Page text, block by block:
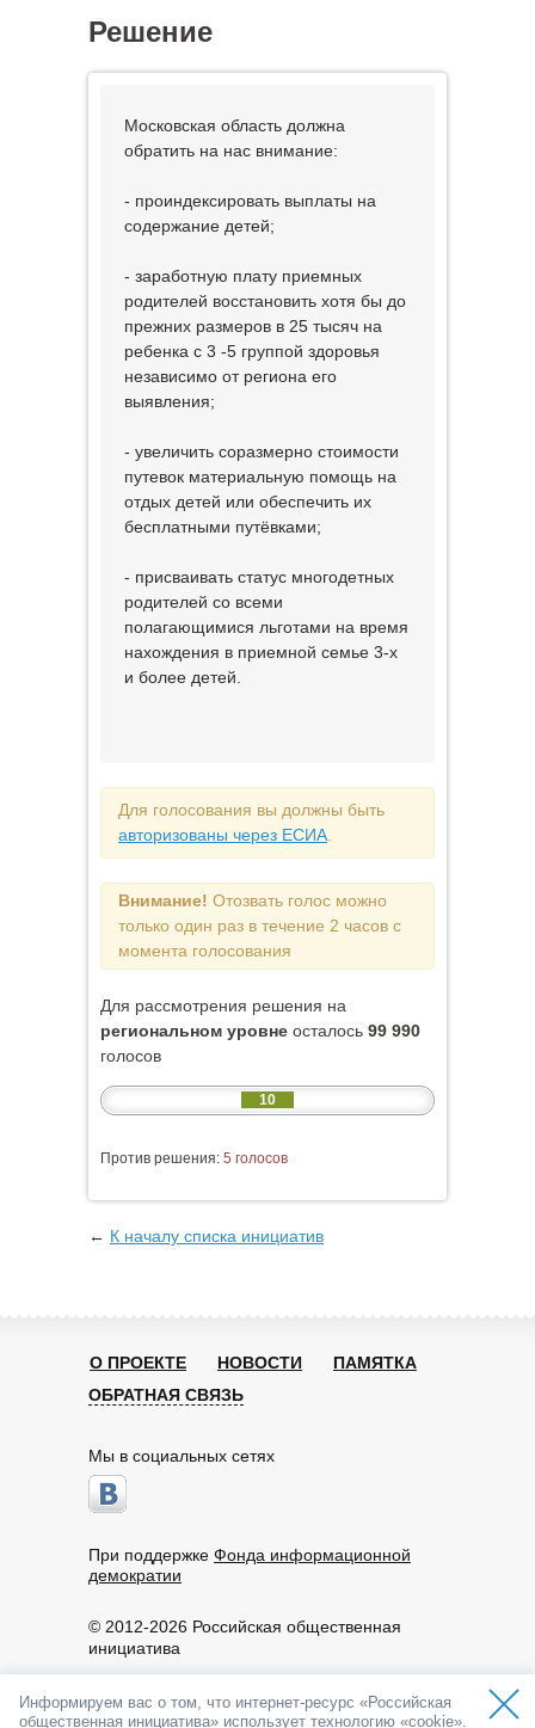
Решение
Московская область должна
обратить на нас внимание:
- проиндексировать выплаты на
содержание детей;
- заработную плату приемных
родителей восстановить хотя бы до
прежних размеров в 25 тысяч на
ребенка с 3 -5 группой здоровья
независимо от региона его
выявления;
- увеличить соразмерно стоимости
путевок материальную помощь на
отдых детей или обеспечить их
бесплатными путёвками;
- присваивать статус многодетных
родителей со всеми
полагающимися льготами на время
нахождения в приемной семье 3-х
и более детей.
Для голосования вы должны быть
авторизованы через ЕСИА
Внимание! Отозвать голос можно
только один раз в течение 2 часов с
момента голосования
Для рассмотрения решения на
региональном уровне осталось 99 990
голосов
10
Против решения: 5 голосов
← К началу списка инициатив
© 2012-2026 Российская общественная
инициатива
По вопросам работы портала обращайтесь:
О ПРОЕКТЕ НОВОСТИ
ПАМЯТКА
ОБРАТНАЯ СВЯЗЬ
Мы в социальных сетях
При поддержке Фонда информационной
демократии
Информируем вас о том, что интернет-ресурс «Российская
общественная инициатива» использует технологию «cookie».